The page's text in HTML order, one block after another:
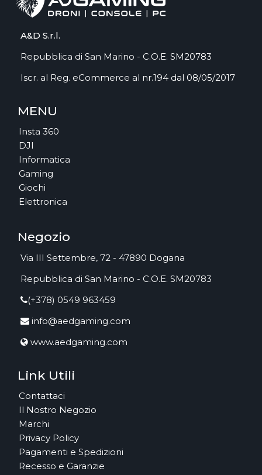
A&D S.r.l.
Repubblica di San Marino - C.O.E. SM20783
Iscr. al Reg. eCommerce al nr.194 dal 08/05/2017
MENU
Insta 360
DJI
Informatica
Gaming
Giochi
Elettronica
Negozio
Via III Settembre, 72 - 47890 Dogana
Repubblica di San Marino - C.O.E. SM20783
(+378) 0549 963459
info@aedgaming.com
www.aedgaming.com
Link Utili
Contattaci
Il Nostro Negozio
Marchi
Privacy Policy
Pagamenti e Spedizioni
Recesso e Garanzie